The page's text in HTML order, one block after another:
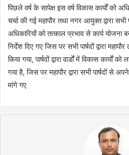
पिछले वर्ष के सापेक्ष इस वर्ष विकास कार्यों को
चर्चा की गई महापौर तथा नगर आयुक्त द्वारा
अधिकारियों को तत्काल प्रभाव से कार्य योजना
निर्देश दिए गए जिस पर सभी पार्षदों द्वारा
किया गया, पार्षदों द्वारा वार्डों में विकास
गया है, जिस पर महापौर द्वारा सभी पार्षदों से
मांगे गए